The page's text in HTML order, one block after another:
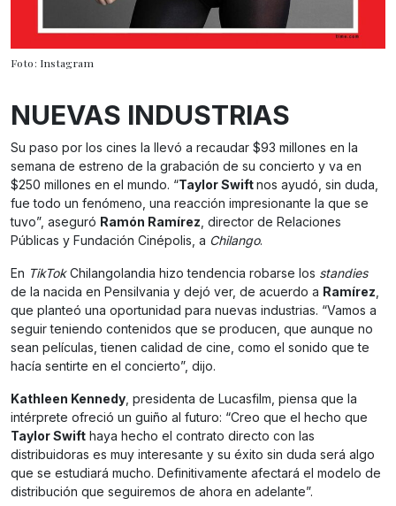
Foto: Instagram
NUEVAS INDUSTRIAS
Su paso por los cines la llevó a recaudar $93 millones en la
semana de estreno de la grabación de su concierto y va en
$250 millones en el mundo. “Taylor Swiftnos ayudó, sin duda,
fue todo un fenómeno, una reacción impresionante la que se
tuvo”, aseguró Ramón Ramírez , director de Relaciones
Públicas y Fundación Cinépolis, a Chilango.
En TikTokChilangolandia hizo tendencia robarse los standies
de la nacida en Pensilvania y dejó ver, de acuerdo a Ramírez
que planteó una oportunidad para nuevas industrias. “Vamos a
seguir teniendo contenidos que se producen, que aunque no
sean películas, tienen calidad de cine, como el sonido que te
hacía sentirte en el concierto”, dijo.
Kathleen Kennedy , presidenta de Lucasfilm, piensa que la
intérprete ofreció un guiño al futuro: “Creo que el hecho que
Taylor Swift haya hecho el contrato directo con las
distribuidoras es muy interesante y su éxito sin duda será algo
que se estudiará mucho. Definitivamente afectará el modelo de
distribución que seguiremos de ahora en adelante”.